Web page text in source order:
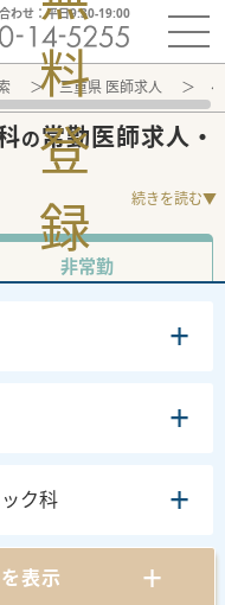
わせ：平日9:30-19:00
料
登
録
三重県 医師求人
の常勤医師求人・
続きを読む▼
非常勤
ク科
表示